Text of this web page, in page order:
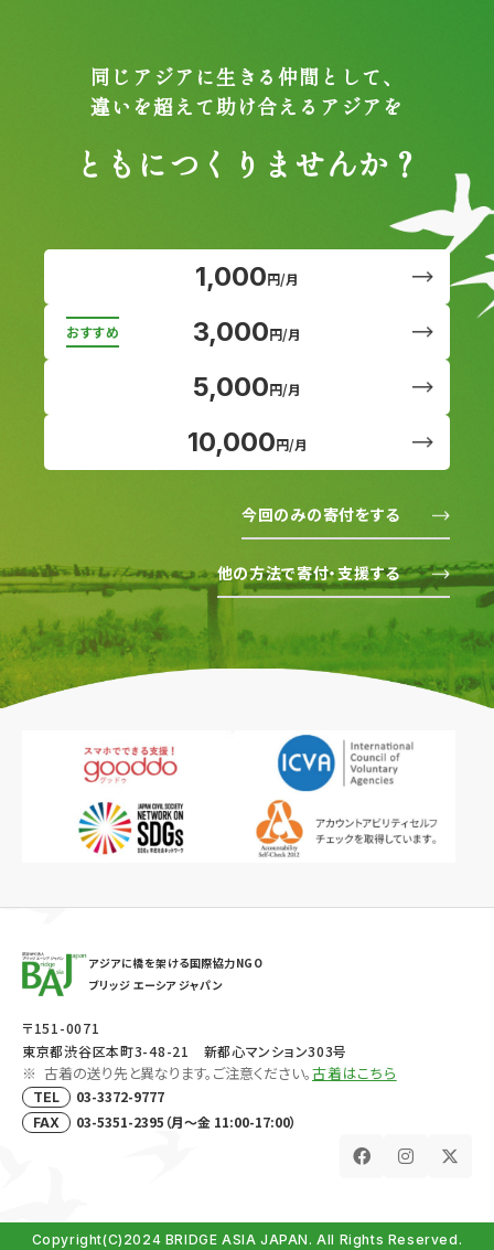
同じアジアに生きる仲間として、
違いを超えて助け合えるアジアを
ともにつくりませんか？
1,000円/月
3,000円/月
5,000円/月
10,000円/月
今回のみの寄付をする
他の方法で寄付・支援する
アジアに橋を架ける国際協力NGO
ブリッジ エーシア ジャパン
〒151-0071
東京都渋谷区本町3-48-21 新都心マンション303号
古着の送り先と異なります。ご注意ください。古着はこちら
TEL 03-3372-9777
FAX 03-5351-2395（月～金 11:00-17:00）
Copyright(C)2024 BRIDGE ASIA JAPAN. All Rights Reserved.